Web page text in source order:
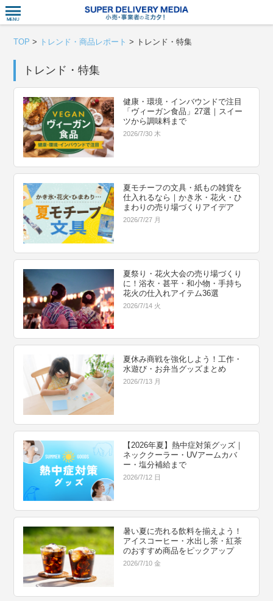
TOP > トレンド・商品レポート > トレンド・特集
トレンド・特集
健康・環境・インバウンドで注目
「ヴィーガン食品」27選｜スイー
ツから調味料まで
2026/7/30 木
夏モチーフの文具・紙もの雑貨を
仕入れるなら｜かき氷・花火・ひ
まわりの売り場づくりアイデア
2026/7/27 月
夏祭り・花火大会の売り場づくり
に！浴衣・甚平・和小物・手持ち
花火の仕入れアイテム36選
2026/7/14 火
夏休み商戦を強化しよう！工作・
水遊び・お弁当グッズまとめ
2026/7/13 月
【2026年夏】熱中症対策グッズ｜
ネッククーラー・UVアームカバ
ー・塩分補給まで
2026/7/12 日
暑い夏に売れる飲料を揃えよう！
アイスコーヒー・水出し茶・紅茶
のおすすめ商品をピックアップ
2026/7/10 金